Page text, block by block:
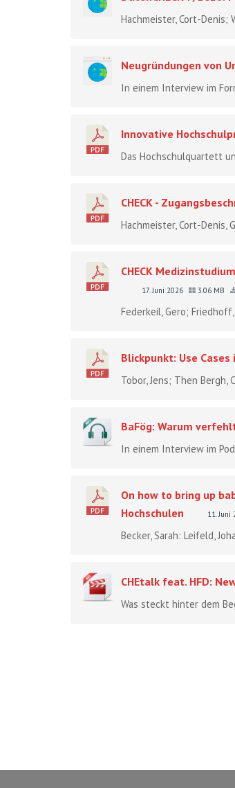
Hachmeister, Cort-Denis;
Neugründungen von
In einem Interview im
Innovative
Das Hochschulquartett
CHECK -
Hachmeister, Cort-Denis,
CHECK
17. Juni 2026 3.06 MB
Federkeil, Gero;
Blickpunkt: Use
Tobor, Jens; Then Bergh,
BaFög: Warum
In einem Interview im
On how to bring up
Hochschulen
11. Juni
Becker, Sarah: Leifeld,
CHEtalk feat. HFD:
Was steckt hinter dem